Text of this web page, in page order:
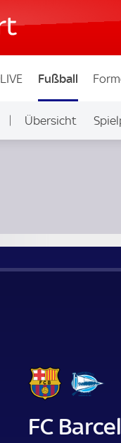
LIVE Fußball
Übersicht
FC